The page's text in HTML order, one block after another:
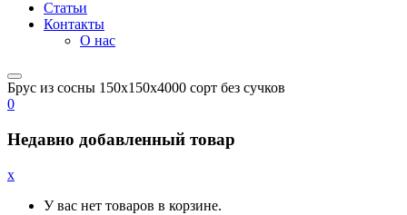
Статьи
Контакты
О нас
Брус из сосны 150x150x4000 сорт без сучков
0
Недавно добавленный товар
x
У вас нет товаров в корзине.